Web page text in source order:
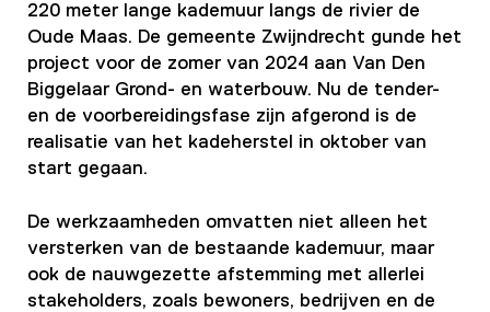
220 meter lange kademuur langs de rivier de
Oude Maas. De gemeente Zwijndrecht gunde het
project voor de zomer van 2024 aan Van Den
Biggelaar Grond- en waterbouw. Nu de tender-
en de voorbereidingsfase zijn afgerond is de
realisatie van het kadeherstel in oktober van
start gegaan.
De werkzaamheden omvatten niet alleen het
versterken van de bestaande kademuur, maar
ook de nauwgezette afstemming met allerlei
stakeholders, zoals bewoners, bedrijven en de